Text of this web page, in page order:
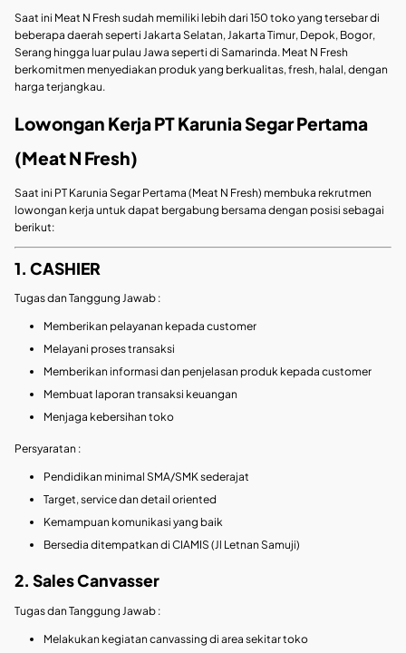
Saat ini Meat N Fresh sudah memiliki lebih dari 150 toko yang tersebar di
beberapa daerah seperti Jakarta Selatan, Jakarta Timur, Depok, Bogor,
Serang hingga luar pulau Jawa seperti di Samarinda. Meat N Fresh
berkomitmen menyediakan produk yang berkualitas, fresh, halal, dengan
harga terjangkau.
Lowongan Kerja PT Karunia Segar Pertama
(Meat N Fresh)
Saat ini PT Karunia Segar Pertama (Meat N Fresh) membuka rekrutmen
lowongan kerja untuk dapat bergabung bersama dengan posisi sebagai
berikut:
1. CASHIER
Tugas dan Tanggung Jawab :
Memberikan pelayanan kepada customer
Melayani proses transaksi
Memberikan informasi dan penjelasan produk kepada customer
Membuat laporan transaksi keuangan
Menjaga kebersihan toko
Persyaratan :
Pendidikan minimal SMA/SMK sederajat
Target, service dan detail oriented
Kemampuan komunikasi yang baik
Bersedia ditempatkan di CIAMIS (Jl Letnan Samuji)
2. Sales Canvasser
Tugas dan Tanggung Jawab :
Melakukan kegiatan canvassing di area sekitar toko